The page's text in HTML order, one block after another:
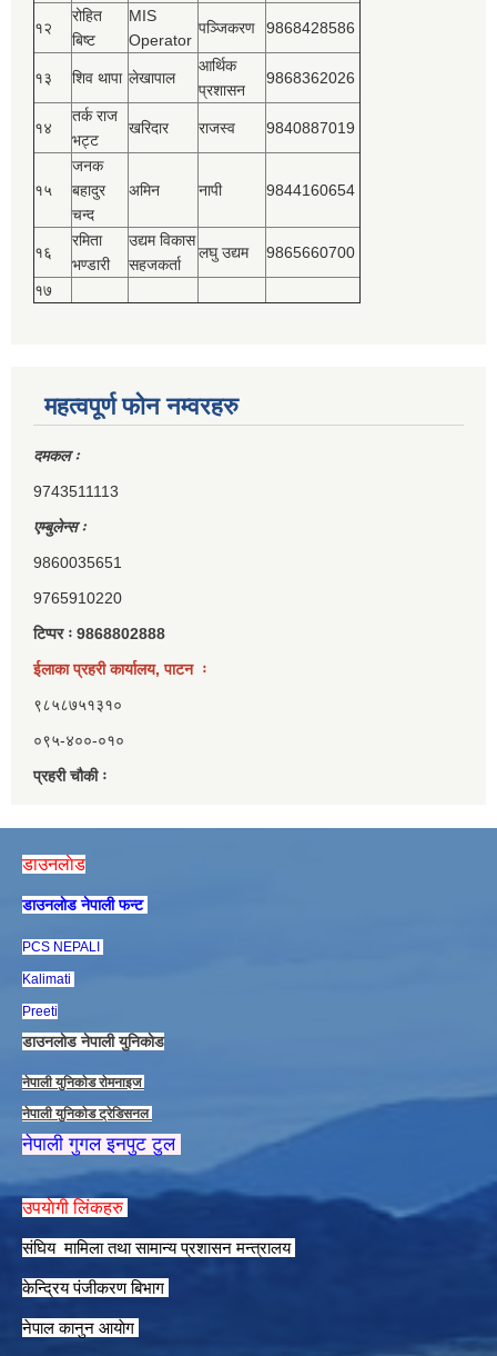
१२
रोहित
बिष्‍ट
MIS
Operator
पञ्‍जिकरण 9868428586
१३ शिव थापा लेखापाल
आर्थिक
प्रशासन
9868362026
१४
तर्क राज
भट्ट
खरिदार राजस्‍व 9840887019
१५
जनक
बहादुर
चन्द
अमिन नापी 9844160654
१६
रमिता
भण्डारी
उद्यम विकास
सहजकर्ता
लघु उद्यम 9865660700
१७
महत्वपूर्ण फोन नम्वरहरु
दमकल ः
9743511113
एम्बुलेन्स ः
9860035651
9765910220
टिप्पर ः 9868802888
ईलाका प्रहरी कार्यालय, पाटन ः
९८५८७५१३१०
०९५-४००-०१०
प्रहरी चौकी ः
डाउनलाेड
डाउनलाेड नेपाली फन्ट
PCS NEPALI
Kalimati
Preeti
डाउनलाेड नेपाली युनिकाेड
नेपाली युनिकाेड राेमनाइज
नेपाली युनिकाेड ट्रेडिसनल
नेपाली गुगल इनपुट टुल
उपयाेगी लिंकहरु
संघिय मामिला तथा सामान्य प्रशासन मन्त्रालय
केन्द्रिय पंजीकरण बिभाग
नेपाल कानुन आयाेग